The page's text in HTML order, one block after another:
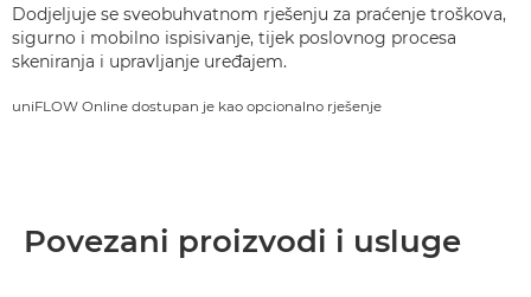
Dodjeljuje se sveobuhvatnom rješenju za praćenje troškova,
sigurno i mobilno ispisivanje, tijek poslovnog procesa
skeniranja i upravljanje uređajem.
uniFLOW Online dostupan je kao opcionalno rješenje
Povezani proizvodi i usluge